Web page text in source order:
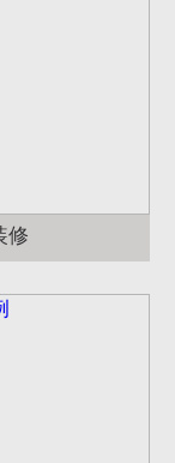
修